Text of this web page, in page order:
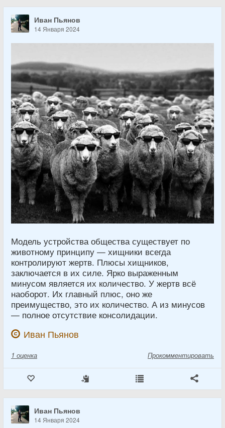
Иван Пьянов
14 Января 2024
Модель устройства общества существует по
животному принципу — хищники всегда
контролируют жертв. Плюсы хищников,
заключается в их силе. Ярко выраженным
минусом является их количество. У жертв всё
наоборот. Их главный плюс, оно же
преимущество, это их количество. А из минусов
— полное отсутствие консолидации.
Иван Пьянов
1 оценка Прокомментировать
Иван Пьянов
14 Января 2024